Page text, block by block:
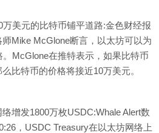
美元的比特币铺平道路:金色财经报
Mike McGlone断言，以太坊可以为
McGlone在推特表示，如果比特币
比特币的价格将接近10万美元。
增发1800万枚USDC:Whale Alert数
，USDC Treasury在以太坊网络上